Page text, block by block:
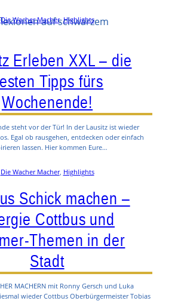
Die Wacher Macher, Highlights
Erleben XXL – die
Tipps fürs
Wochenende!
steht vor der Tür! In der Lausitz ist wieder
Egal ob rausgehen, entdecken oder einfach
lassen. Hier kommen Eure…
Die Wacher Macher, Highlights
Schick machen –
Cottbus und
Themen in der
Stadt
MACHERN mit Ronny Gersch und Luka
wieder Cottbus Oberbürgermeister Tobias